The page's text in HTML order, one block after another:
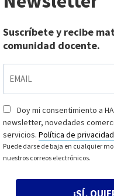
Suscríbete y recibe
comunidad docente.
Consentimiento*
Doy mi consentimiento a
newsletter, novedades
servicios. Política de privacidad
Puede darse de baja en cualquier
nuestros correos electrónicos.